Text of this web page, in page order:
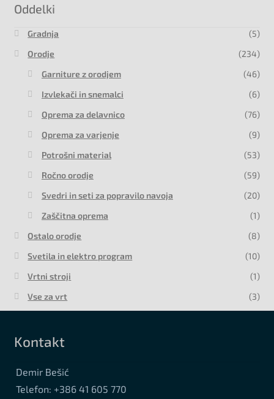
Oddelki
Gradnja
(5)
Orodje
(234)
Garniture z orodjem
(46)
Izvlekači in snemalci
(6)
Oprema za delavnico
(76)
Oprema za varjenje
(9)
Potrošni material
(53)
Ročno orodje
(59)
Svedri in seti za popravilo navoja
(20)
Zaščitna oprema
(1)
Ostalo orodje
(8)
Svetila in elektro program
(10)
Vrtni stroji
(1)
Vse za vrt
(3)
Kontakt
Demir Bešić
Telefon: +386 41 605 770